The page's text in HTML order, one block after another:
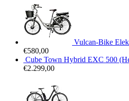
Vulcan-Bike
€580,00
Cube Town Hybrid EXC 500
€2.299,00